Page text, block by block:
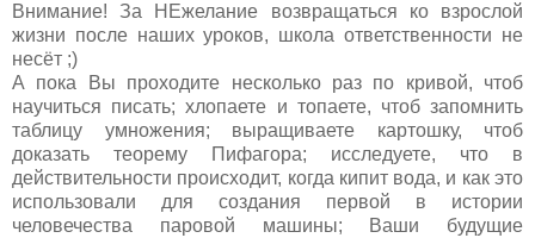
Внимание! За НЕжелание возвращаться ко взрослой
жизни после наших уроков, школа ответственности не
несёт ;)
А пока Вы проходите несколько раз по кривой, чтоб
научиться писать; хлопаете и топаете, чтоб запомнить
таблицу умножения; выращиваете картошку, чтоб
доказать теорему Пифагора; исследуете, что в
действительности происходит, когда кипит вода, и как это
использовали для создания первой в истории
человечества паровой машины; Ваши будущие